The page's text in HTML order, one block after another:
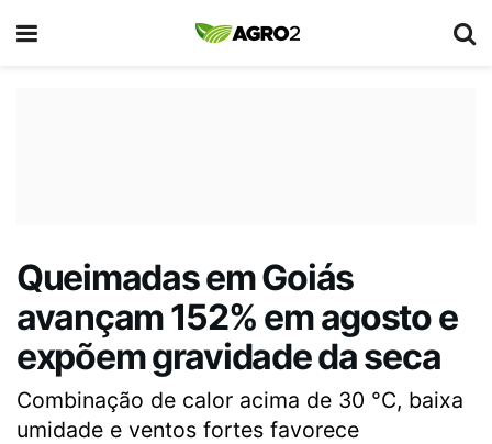
Queimadas em Goiás
avançam 152% em agosto e
expõem gravidade da seca
Combinação de calor acima de 30 °C, baixa
umidade e ventos fortes favorece